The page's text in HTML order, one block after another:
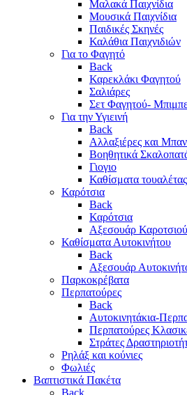
Μαλακά Παιχνίδια
Μουσικά Παιχνίδια
Παιδικές Σκηνές
Καλάθια Παιχνιδιών
Για το Φαγητό
Back
Καρεκλάκι Φαγητού
Σαλιάρες
Σετ Φαγητού-
Για την Υγιεινή
Back
Αλλαξιέρες και
Βοηθητικά
Γιογιο
Καθίσματα τουαλέτας
Καρότσια
Back
Καρότσια
Αξεσουάρ Καροτσιού
Καθίσματα Αυτοκινήτου
Back
Αξεσουάρ
Παρκοκρέβατα
Περπατούρες
Back
Αυτοκινητάκια-
Περπατούρες
Στράτες
Ρηλάξ και κούνιες
Φωλιές
Βαπτιστικά Πακέτα
Back